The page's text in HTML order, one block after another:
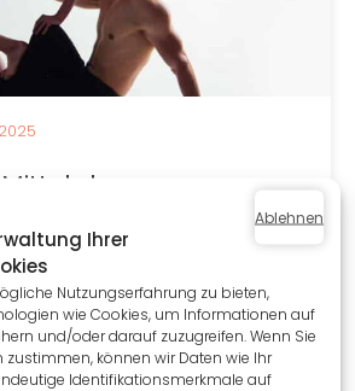
Ihrer
Nutzungserfahrung zu bieten,
wie Cookies, um Informationen auf
und/oder darauf zuzugreifen. Wenn Sie
können wir Daten wie Ihr
Identifikationsmerkmale auf
Ablehnen
des
ist Tanz viel mehr als nur Kunst
Betätigung. Er ist ein mächtiges
Ausdrucks, das es...